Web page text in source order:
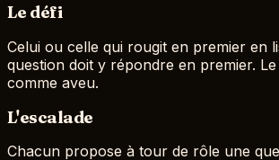
Le défi
Celui ou celle qui rougit en premier en
question doit y répondre en premier.
comme aveu.
L'escalade
Chacun propose à tour de rôle une